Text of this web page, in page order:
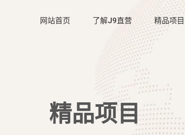
网站首页 了解J9直营 精品项目
精品项目